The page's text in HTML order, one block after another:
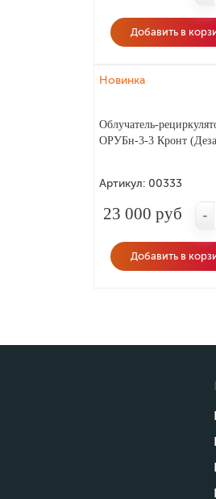
Добавить в
Новинка
Облучатель-
ОРУБн-3-3 Кронт
Артикул: 00333
23 000 руб -
Добавить в